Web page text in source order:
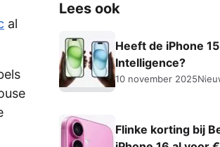
al
Lees ook
Heeft de iPhone
Intelligence?
10 november 2025
Flinke korting bij